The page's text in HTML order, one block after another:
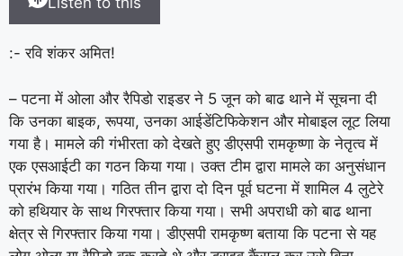
:- रवि शंकर अमित!
– पटना में ओला और रैपिडो राइडर ने 5 जून को बाढ थाने में सूचना दी
कि उनका बाइक, रूपया, उनका आईडेंटिफिकेशन और मोबाइल लूट लिया
गया है। मामले की गंभीरता को देखते हुए डीएसपी रामकृष्णा के नेतृत्व में
एक एसआईटी का गठन किया गया। उक्त टीम द्वारा मामले का अनुसंधान
प्रारंभ किया गया। गठित तीन द्वारा दो दिन पूर्व घटना में शामिल 4 लुटेरे
को हथियार के साथ गिरफ्तार किया गया। सभी अपराधी को बाढ थाना
क्षेत्र से गिरफ्तार किया गया। डीएसपी रामकृष्ण बताया कि पटना से यह